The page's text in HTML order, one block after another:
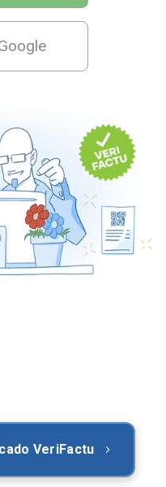
VeriFactu